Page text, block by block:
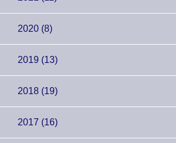
2020 (8)
2019 (13)
2018 (19)
2017 (16)